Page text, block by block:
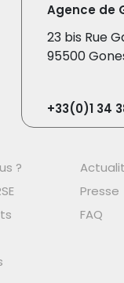
Agence de
23 bis Rue
95500
+33(0)1 34
?
Presse
FAQ